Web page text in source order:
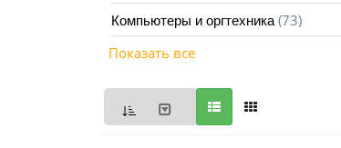
объявления
Компьютеры и оргтехника (73)
Показать все